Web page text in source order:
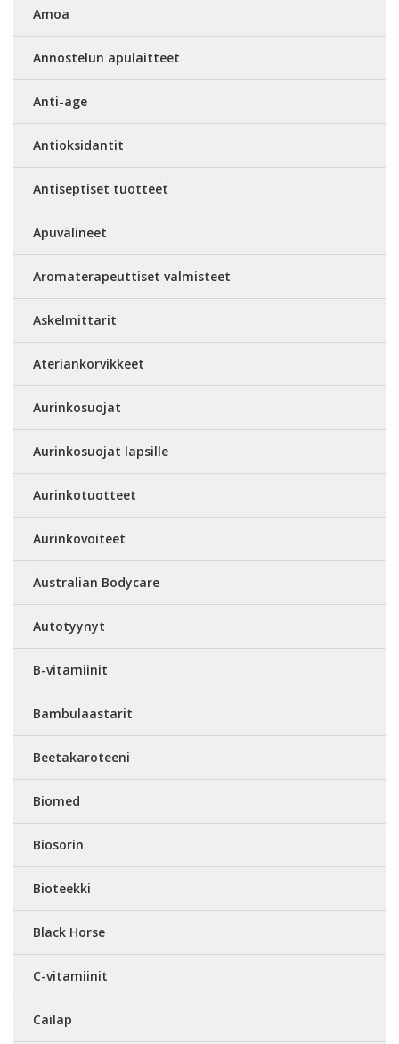
Amoa
Annostelun apulaitteet
Anti-age
Antioksidantit
Antiseptiset tuotteet
Apuvälineet
Aromaterapeuttiset valmisteet
Askelmittarit
Ateriankorvikkeet
Aurinkosuojat
Aurinkosuojat lapsille
Aurinkotuotteet
Aurinkovoiteet
Australian Bodycare
Autotyynyt
B-vitamiinit
Bambulaastarit
Beetakaroteeni
Biomed
Biosorin
Bioteekki
Black Horse
C-vitamiinit
Cailap